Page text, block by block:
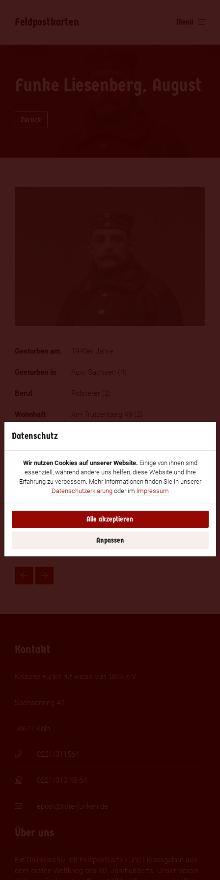
Feldpostkarten Menü
Funke Liesenberg, August
Zurück
1940er Jahre
Auw, Sachsen (4)
Polsterer (2)
Am Trutzenberg 49 (2)
(1) RF-Stammrollen (2) Adressbuch Köln,
(3) RF Chronik 1943-1945, RF-Chronik, Bd.
1 Bild(er)
Alle ansehen
Kontakt
Kölsche Funke rut-wiess vun 1823 e.V.
Sachsenring 42
50677 Köln
0221/311564
0221/310 48 64
epost@rote-funken.de
Über uns
Ein Onlinearchiv mit Feldpostkarten und Liebesgaben aus
dem ersten Weltkrieg des 20. Jahrhunderts. Unser Verein
Datenschutz
Wir nutzen Cookies auf unserer Website. Einige von ihnen sind
essenziell, während andere uns helfen, diese Website und Ihre
Erfahrung zu verbessern. Mehr Informationen finden Sie in unserer
Datenschutzerklärungoder im Impressum
Alle akzeptieren
Anpassen